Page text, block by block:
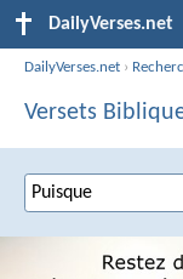
DailyVerses.net
DailyVerses.net ›
Versets